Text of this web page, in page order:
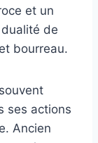
et un
de
bourreau.
ses actions
Ancien